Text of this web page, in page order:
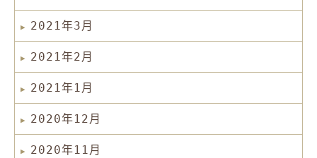
2021年3月
2021年2月
2021年1月
2020年12月
2020年11月